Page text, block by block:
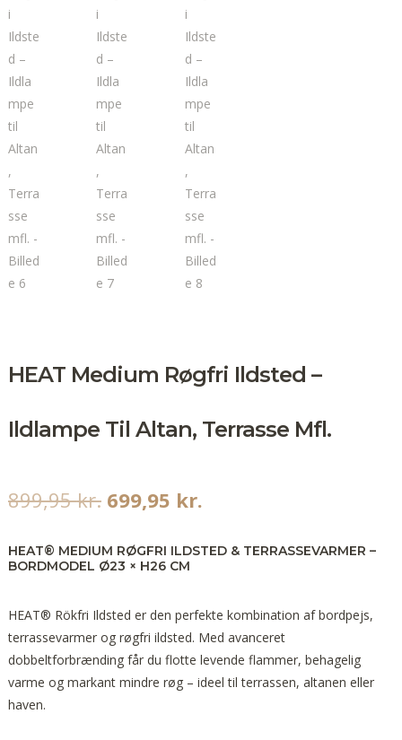
HEAT Medium Røgfri Ildsted –
Ildlampe Til Altan, Terrasse Mfl.
899,95kr. 699,95 kr.
HEAT® MEDIUM RØGFRI ILDSTED & TERRASSEVARMER –
BORDMODEL Ø23 × H26 CM
HEAT® Rökfri Ildsted er den perfekte kombination af bordpejs,
terrassevarmer og røgfri ildsted. Med avanceret
dobbeltforbrænding får du flotte levende flammer, behagelig
varme og markant mindre røg – ideel til terrassen, altanen eller
haven.